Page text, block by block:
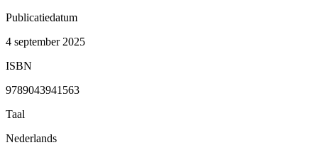
Publicatiedatum
4 september 2025
ISBN
9789043941563
Taal
Nederlands